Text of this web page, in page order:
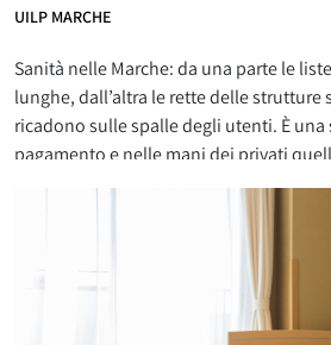
UILP MARCHE
Sanità nelle Marche: da una parte le
lunghe, dall’altra le rette delle strutture
ricadono sulle spalle degli utenti. È una
pagamento e nelle mani dei privati
Pensionati Marche sono costrette a
confronti della Regione e delle scelte